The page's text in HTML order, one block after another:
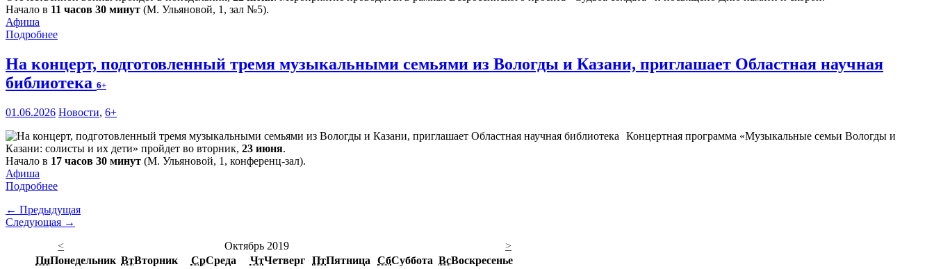
Начало в 11 часов 30 минут (М. Ульяновой, 1, зал №5).
Афиша
Подробнее
На концерт, подготовленный тремя музыкальными семьями из Вологды и Казани, приглашает Областная научная
библиотека 6+
01.06.2026 Новости, 6+
Концертная программа «Музыкальные семьи Вологды и
Казани: солисты и их дети» пройдет во вторник, 23 июня.
Начало в 17 часов 30 минут (М. Ульяновой, 1, конференц-зал).
Афиша
Подробнее
← Предыдущая
Следующая →
<
Октябрь 2019
>
ПнПонедельник ВтВторник СрСреда ЧтЧетверг ПтПятница СбСуббота ВсВоскресенье